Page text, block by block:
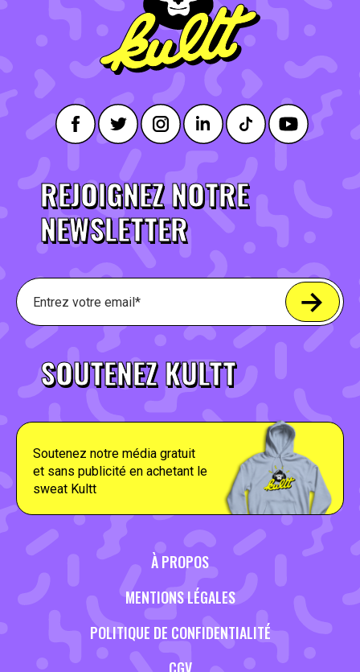
REJOIGNEZ NOTRE
NEWSLETTER
SOUTENEZ KULTT
Soutenez notre média gratuit
et sans publicité en achetant le
sweat Kultt
À PROPOS
MENTIONS LÉGALES
POLITIQUE DE CONFIDENTIALITÉ